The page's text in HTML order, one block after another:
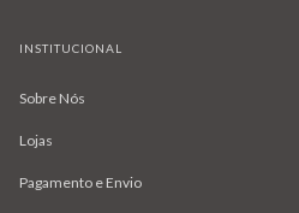
INSTITUCIONAL
Sobre Nós
Lojas
Pagamento e Envio